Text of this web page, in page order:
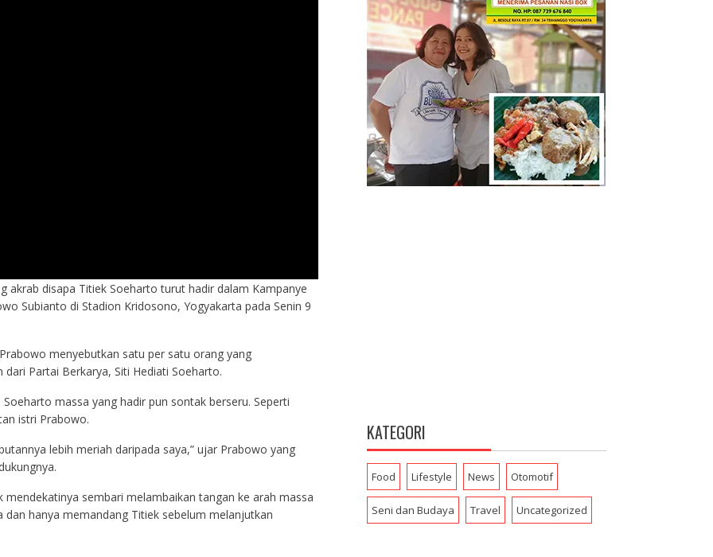
akrab disapa Titiek Soeharto turut hadir dalam Kampanye
Subianto di Stadion Kridosono, Yogyakarta pada Senin 9
menyebutkan satu per satu orang yang
Partai Berkarya, Siti Hediati Soeharto.
massa yang hadir pun sontak berseru. Seperti
istri Prabowo.
lebih meriah daripada saya,” ujar Prabowo yang
sembari melambaikan tangan ke arah massa
hanya memandang Titiek sebelum melanjutkan
KATEGORI
Food Lifestyle News Otomotif
Seni dan Budaya Travel Uncategorized